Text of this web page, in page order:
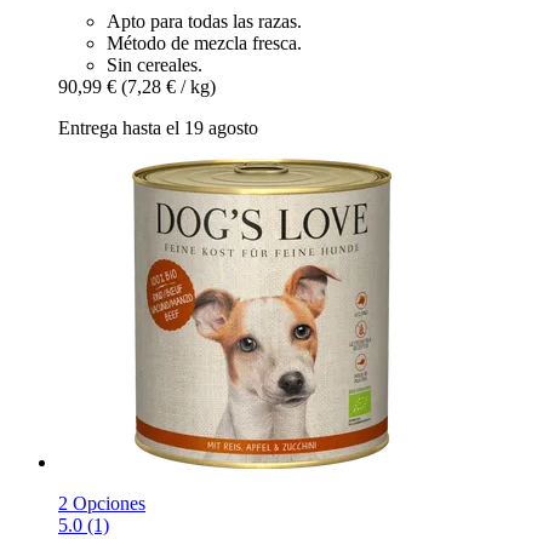
Apto para todas las razas.
Método de mezcla fresca.
Sin cereales.
90,99 € (7,28 € / kg)
Entrega hasta el 19 agosto
2 Opciones
5.0 (1)